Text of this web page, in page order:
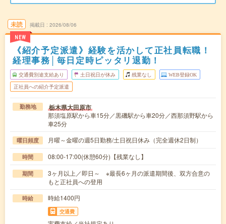
未読
NEW
掲載日 2026/08/06
《紹介予定派遣》経験を活かして正社員転職！
経理事務│毎日定時ピッタリ退勤！
交通費別途支給あり 土日祝日が休み 残業なし WEB登録OK
正社員への紹介予定派遣
勤務地 栃木県大田原市
那須塩原駅から車15分／黒磯駅から車20分／西那須野駅から
車25分
曜日頻度 月曜～金曜の週5日勤務/土日祝日休み（完全週休2日制）
時間 08:00-17:00(休憩60分)【残業なし】
期間
3ヶ月以上／即日～ ※最長6ヶ月の派遣期間後、双方合意の
もと正社員への登用
時給 時給1400円
交通費